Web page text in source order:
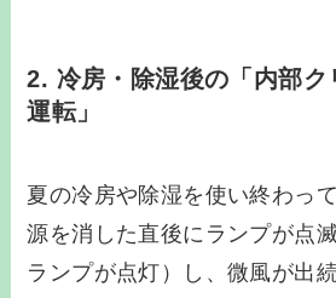
2. 冷房・除湿後の「内部ク
運転」
夏の冷房や除湿を使い終わっ
源を消した直後にランプが点
ランプが点灯）し、微風が出